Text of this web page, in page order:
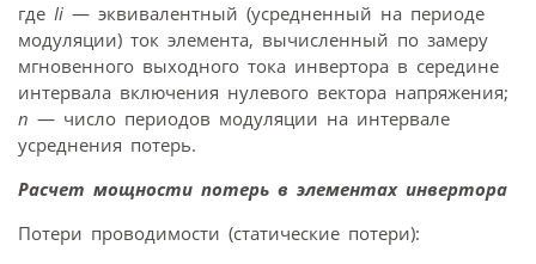
где Ii — эквивалентный (усредненный на периоде
модуляции) ток элемента, вычисленный по замеру
мгновенного выходного тока инвертора в середине
интервала включения нулевого вектора напряжения;
n — число периодов модуляции на интервале
усреднения потерь.
Расчет мощности потерь в элементах инвертора
Потери проводимости (статические потери):